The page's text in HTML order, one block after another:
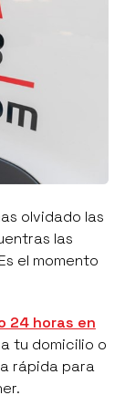
olvidado las
las
el momento
24 horas en
tu domicilio o
rápida para